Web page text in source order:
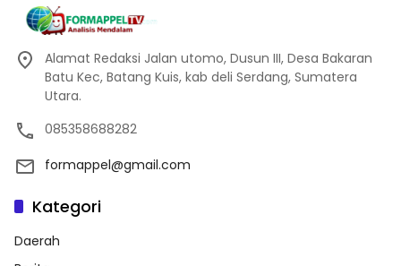
Alamat Redaksi Jalan utomo, Dusun III, Desa Bakaran
Batu Kec, Batang Kuis, kab deli Serdang, Sumatera
Utara.
085358688282
formappel@gmail.com
Kategori
Daerah